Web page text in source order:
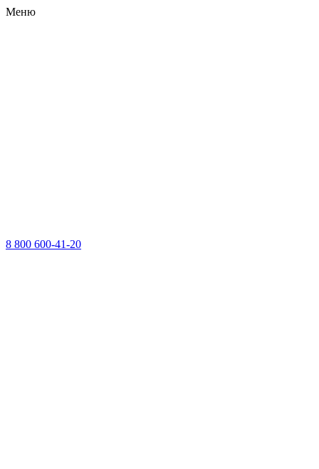
Меню
8 800 600-41-20